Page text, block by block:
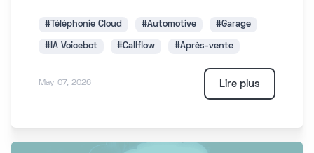
#Téléphonie Cloud #Automotive #Garage
#IA Voicebot #Callflow #Après-vente
May 07, 2026 Lire plus